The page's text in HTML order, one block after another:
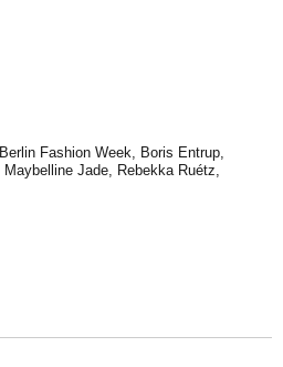
Berlin Fashion Week Boris Entrup
Maybelline Jade Rebekka Ruétz